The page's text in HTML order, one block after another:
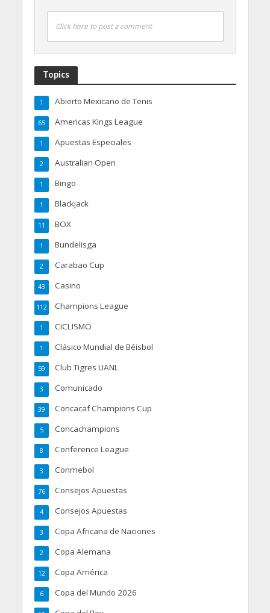
Click here to post a comment
Topics
Abierto Mexicano de Tenis
1
Americas Kings League
65
Apuestas Especiales
1
Australian Open
2
Bingo
1
Blackjack
1
BOX
11
Bundelisga
1
Carabao Cup
2
Casino
43
Champions League
112
CICLISMO
1
Clásico Mundial de Béisbol
1
Club Tigres UANL
59
Comunicado
3
Concacaf Champions Cup
39
Concachampions
5
Conference League
8
Conmebol
3
Consejos Apuestas
76
Consejos Apuestas
4
Copa Africana de Naciones
3
Copa Alemana
2
Copa América
12
Copa del Mundo 2026
6